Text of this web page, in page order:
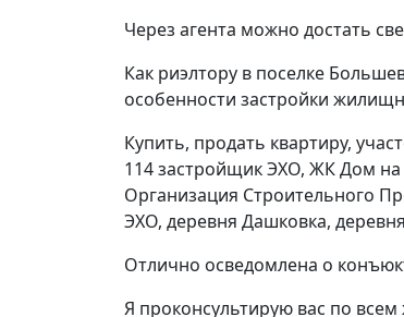
Через агента можно достать
Как риэлтору в поселке
особенности застройки
Купить, продать квартиру,
114 застройщик ЭХО, ЖК Дом
Организация Строительного
ЭХО, деревня Дашковка,
Отлично осведомлена о
Я проконсультирую вас по